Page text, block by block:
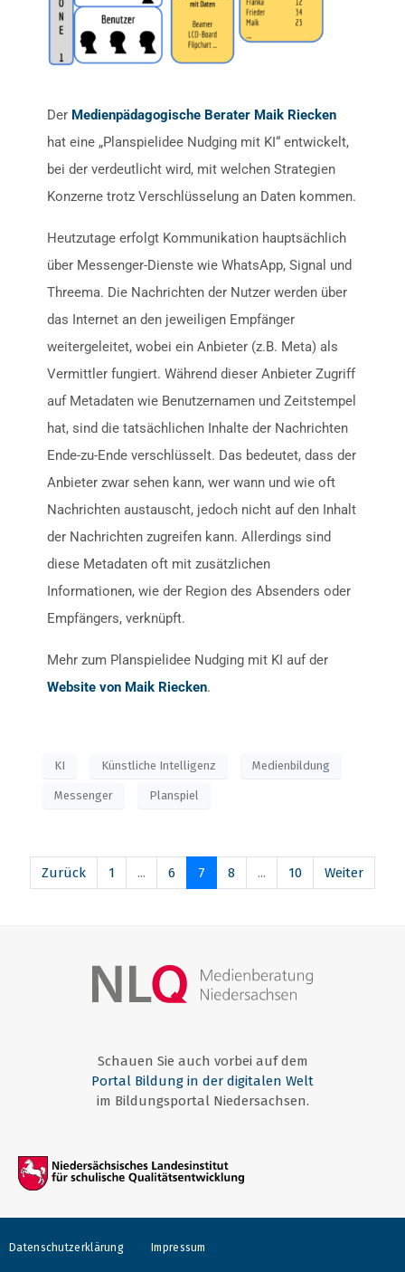
Der Medienpädagogische Berater Maik Riecken
hat eine „Planspielidee Nudging mit KI“ entwickelt,
bei der verdeutlicht wird, mit welchen Strategien
Konzerne trotz Verschlüsselung an Daten kommen.
Heutzutage erfolgt Kommunikation hauptsächlich
über Messenger-Dienste wie WhatsApp, Signal und
Threema. Die Nachrichten der Nutzer werden über
das Internet an den jeweiligen Empfänger
weitergeleitet, wobei ein Anbieter (z.B. Meta) als
Vermittler fungiert. Während dieser Anbieter Zugriff
auf Metadaten wie Benutzernamen und Zeitstempel
hat, sind die tatsächlichen Inhalte der Nachrichten
Ende-zu-Ende verschlüsselt. Das bedeutet, dass der
Anbieter zwar sehen kann, wer wann und wie oft
Nachrichten austauscht, jedoch nicht auf den Inhalt
der Nachrichten zugreifen kann. Allerdings sind
diese Metadaten oft mit zusätzlichen
Informationen, wie der Region des Absenders oder
Empfängers, verknüpft.
Mehr zum Planspielidee Nudging mit KI auf der
Website von Maik Riecken.
KI Künstliche Intelligenz Medienbildung
Messenger Planspiel
Zurück 1 ... 6 7 8 ... 10 Weiter
Schauen Sie auch vorbei auf dem
Portal Bildung in der digitalen Welt
im Bildungsportal Niedersachsen.
Datenschutzerklärung Impressum